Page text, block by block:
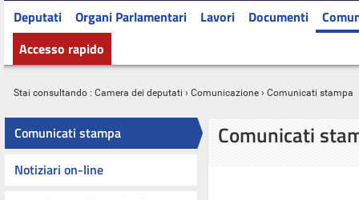
Deputati Organi Parlamentari Lavori Documenti
Accesso rapido
Stai consultando : Camera dei deputati › Comunicazione › Comunicati stampa
Comunicati stampa
Notiziari on-line
Comunicati